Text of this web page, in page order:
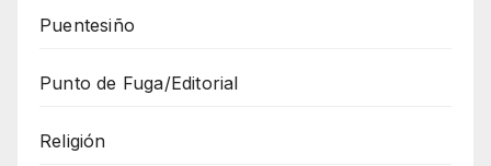
Puentesiño
Punto de Fuga/Editorial
Religión